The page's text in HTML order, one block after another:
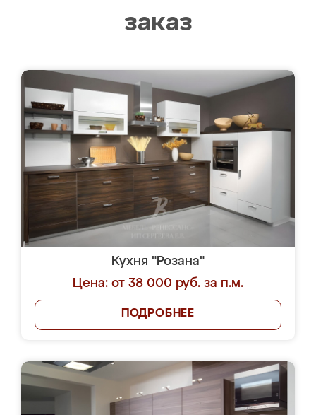
заказ
Кухня "Розана"
Цена: от 38 000 руб. за п.м.
ПОДРОБНЕЕ